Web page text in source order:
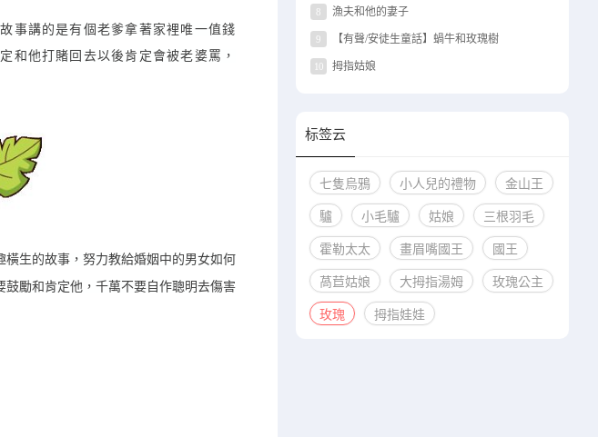
事講的是有個老爹拿著家裡唯一值錢
和他打賭回去以後肯定會被老婆罵，
生的故事，努力教給婚姻中的男女如何
勵和肯定他，千萬不要自作聰明去傷害
8 漁夫和他的妻子
9 【有聲/安徒生童話】蝸牛和玫瑰樹
10 拇指姑娘
标签云
七隻烏鴉 小人兒的禮物 金山王
驢 小毛驢 姑娘 三根羽毛
霍勒太太 畫眉嘴國王 國王
萵苣姑娘 大拇指湯姆 玫瑰公主
玫瑰 拇指娃娃